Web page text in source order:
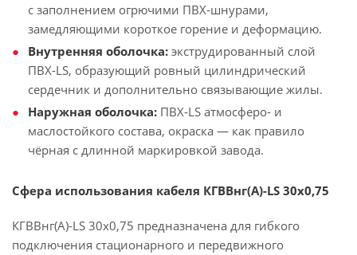
с заполнением огрючими ПВХ-шнурами,
замедляющими короткое горение и деформацию.
Внутренняя оболочка: экструдированный слой
ПВХ-LS, образующий ровный цилиндрический
сердечник и дополнительно связывающие жилы.
Наружная оболочка: ПВХ-LS атмосферо- и
маслостойкого состава, окраска — как правило
чёрная с длинной маркировкой завода.
Сфера использования кабеля КГВВнг(А)-LS 30х0,75
КГВВнг(А)-LS 30х0,75 предназначена для гибкого
подключения стационарного и передвижного